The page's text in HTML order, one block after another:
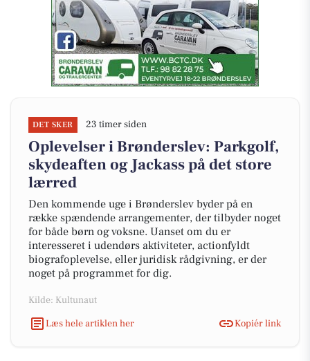
DET SKER 23 timer siden
Oplevelser i Brønderslev: Parkgolf,
skydeaften og Jackass på det store
lærred
Den kommende uge i Brønderslev byder på en
række spændende arrangementer, der tilbyder noget
for både børn og voksne. Uanset om du er
interesseret i udendørs aktiviteter, actionfyldt
biografoplevelse, eller juridisk rådgivning, er der
noget på programmet for dig.
Kilde: Kultunaut
Læs hele artiklen her
Kopiér link